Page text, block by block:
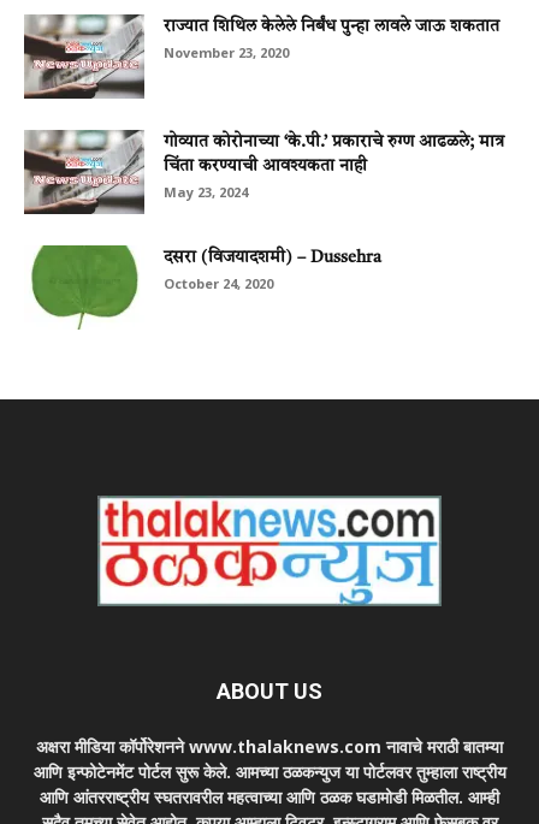
राज्यात शिथिल केलेले निर्बंध पुन्हा लावले जाऊ शकतात
November 23, 2020
गोव्यात कोरोनाच्या ‘के.पी.’ प्रकाराचे रुग्ण आढळले; मात्र
चिंता करण्याची आवश्यकता नाही
May 23, 2024
दसरा (विजयादशमी) – Dussehra
October 24, 2020
ABOUT US
अक्षरा मीडिया कॉर्पोरेशनने www.thalaknews.com नावाचे मराठी बातम्या
आणि इन्फोटेनमेंट पोर्टल सुरू केले. आमच्या ठळकन्युज या पोर्टलवर तुम्हाला राष्ट्रीय
आणि आंतरराष्ट्रीय स्घतरावरील महत्वाच्या आणि ठळक घडामोडी मिळतील. आम्ही